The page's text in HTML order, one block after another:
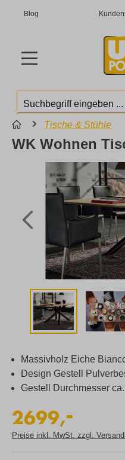
Blog
Tische & Stühle
WK Wohnen
Massivholz Eiche
Design Gestell
Gestell Durchmesser
2699,
-
Preise inkl. MwSt. zzgl.